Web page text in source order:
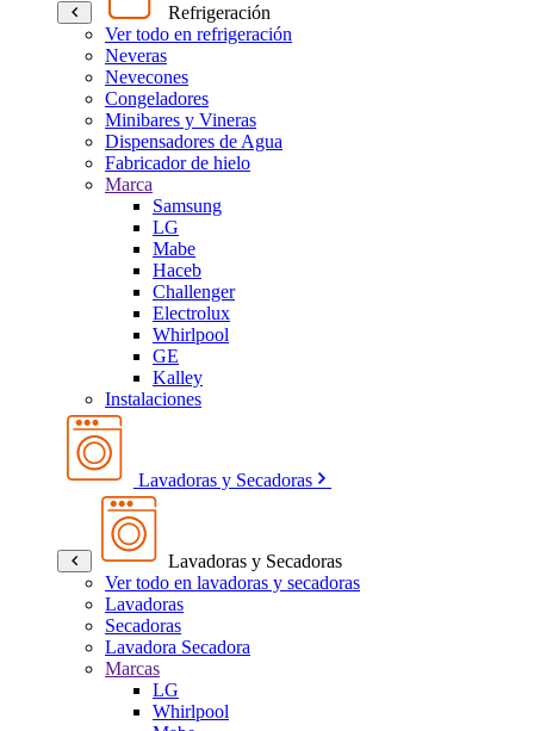
Refrigeración
Ver todo en refrigeración
Neveras
Nevecones
Congeladores
Minibares y Vineras
Dispensadores de Agua
Fabricador de hielo
Marca
Samsung
LG
Mabe
Haceb
Challenger
Electrolux
Whirlpool
GE
Kalley
Instalaciones
Lavadoras y Secadoras
Lavadoras y Secadoras
Ver todo en lavadoras y secadoras
Lavadoras
Secadoras
Lavadora Secadora
Marcas
LG
Whirlpool